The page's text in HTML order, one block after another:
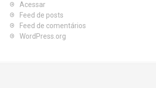
Acessar
Feed de posts
Feed de comentários
WordPress.org